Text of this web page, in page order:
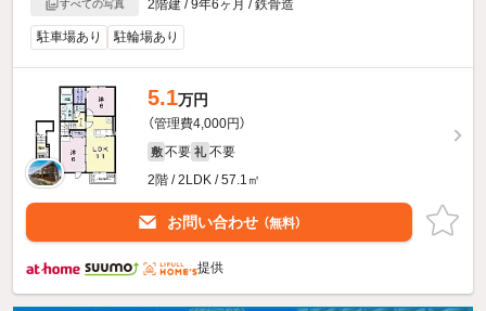
すべての写真
2階建 / 9年6ヶ月 / 鉄骨造
駐車場あり 駐輪場あり
5.1万円
（管理費4,000円）
敷 不要 礼 不要
2階 / 2LDK / 57.1㎡
お問い合わせ （無料）
提供